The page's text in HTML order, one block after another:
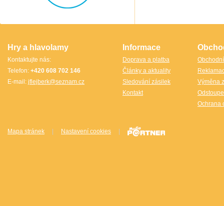
Hry a hlavolamy
Kontaktujte nás:
Telefon: +420 608 702 146
E-mail: jflejberk@seznam.cz
Informace
Doprava a platba
Články a aktuality
Sledování zásilek
Kontakt
Výměna
Ochrana
Mapa stránek Nastavení cookies